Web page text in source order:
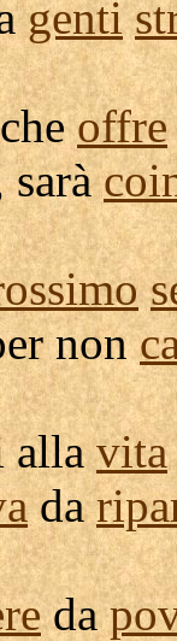
genti
offre
sarà
non
allavita
da
da